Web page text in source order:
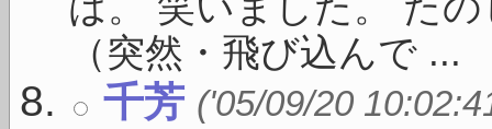
（突然・飛び込んで ...
千芳 ('05/09/20